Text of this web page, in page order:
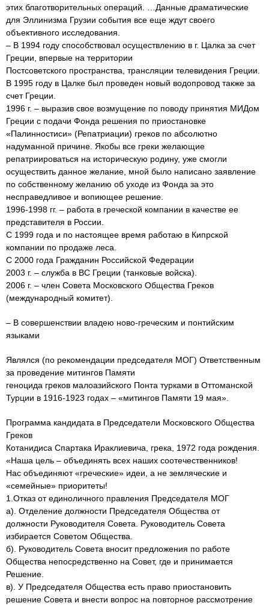
этих благотворительных операций. …Данные драматические
для Эллинизма Грузии события все еще ждут своего
объективного исследования.
– В 1994 году способствовал осуществлению в г. Цалка за счет
Греции, впервые на территории
Постсоветского пространства, трансляции телевидения Греции.
В 1995 году в Цалке был проведен новый водопровод также за
счет Греции.
1996 г. – выразив свое возмущение по поводу принятия МИДом
Греции с подачи Фонда решения по приостановке
«Палинностиси» (Репатриации) греков по абсолютно
надуманной причине. Якобы все греки желающие
репатриироваться на историческую родину, уже смогли
осуществить данное желание, мной было написано заявление
по собственному желанию об уходе из Фонда за это
несправедливое и вопиющее решение.
1996-1998 гг. – работа в греческой компании в качестве ее
представителя в России.
С 1999 года и по настоящее время работаю в Кипрской
компании по продаже леса.
С 2000 года Гражданин Российской Федерации
2003 г. – служба в ВС Греции (танковые войска).
2006 г. – член Совета Московского Общества Греков
(международный комитет).
– В совершенствии владею ново-греческим и понтийским
языками
Являлся (по рекомендации председателя МОГ) Ответственным
за проведение митингов Памяти
геноцида греков малоазийского Понта турками в Оттоманской
Турции в 1916-1923 годах – «митингов Памяти 19 мая».
Программа кандидата в Председатели Московского Общества
Греков
Котанидиса Спартака Ираклиевича, грека, 1972 года рождения.
«Наша цель – объединять всех наших соотечественников!
Нас объединяют «греческие» идеи, а не земляческие и
«семейные» приоритеты!
1.Отказ от единоличного правления Председателя МОГ
a). Отделение должности Председателя Общества от
должности Руководителя Совета. Руководитель Совета
избирается Советом Общества.
б). Руководитель Совета вносит предложения по работе
Общества непосредственно на Совет, где и принимается
Решение.
в). У Председателя Общества есть право приостановить
решение Совета и внести вопрос на повторное рассмотрение